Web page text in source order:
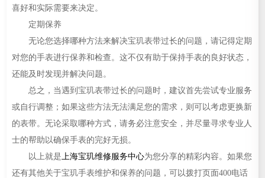
喜好和实际需要来决定。
定期保养
无论您选择哪种方法来解决宝玑表带过长的问题，请记得定期
对您的手表进行保养和检查。这不仅有助于保持手表的良好状态，
还能及时发现并解决问题。
总之，当遇到宝玑表带过长的问题时，建议首先尝试专业服务
或自行调整；如果这些方法无法满足您的需求，则可以考虑更换新
的表带。无论采取哪种方式，请务必注意安全，并尽量寻求专业人
士的帮助以确保手表的完好无损。
以上就是 上海宝玑维修服务中心为您分享的精彩内容。如果您
还有其他关于宝玑手表维护和保养的问题，可以拨打页面400电话